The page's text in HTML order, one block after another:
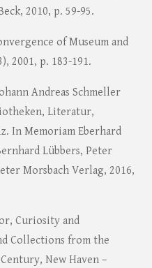
2010, p. 59-95.
of Museum and
2001, p. 183-191.
Andreas Schmeller
Literatur,
In Memoriam Eberhard
Lübbers, Peter
Morsbach Verlag, 2016,
Curiosity and
Collections from the
New Haven –